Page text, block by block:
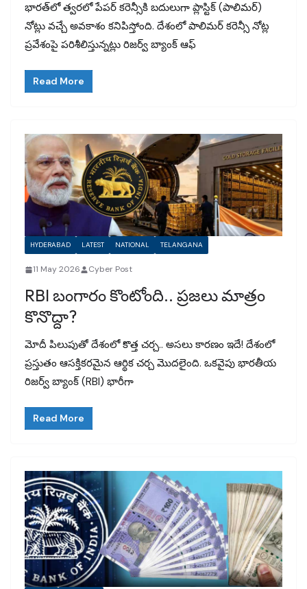
భారత్‌లో త్వరలో పేపర్ కరెన్సీకి బదులుగా ప్లాస్టిక్ (పాలిమర్)
నోట్లు వచ్చే అవకాశం కనిపిస్తోంది. దేశంలో పాలిమర్ కరెన్సీ నోట్ల
ప్రవేశంపై పరిశీలిస్తున్నట్లు రిజర్వ్ బ్యాంక్ ఆఫ్
Read More
HYDERABAD LATEST NATIONAL TELANGANA
11 May 2026 Cyber Post
RBI బంగారం కొంటోంది.. ప్రజలు మాత్రం
కొనొద్దా?
మోదీ పిలుపుతో దేశంలో కొత్త చర్చ.. అసలు కారణం ఇదే! దేశంలో
ప్రస్తుతం ఆసక్తికరమైన ఆర్థిక చర్చ మొదలైంది. ఒకవైపు భారతీయ
రిజర్వ్ బ్యాంక్ (RBI) భారీగా
Read More